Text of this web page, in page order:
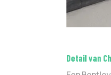
Detail van